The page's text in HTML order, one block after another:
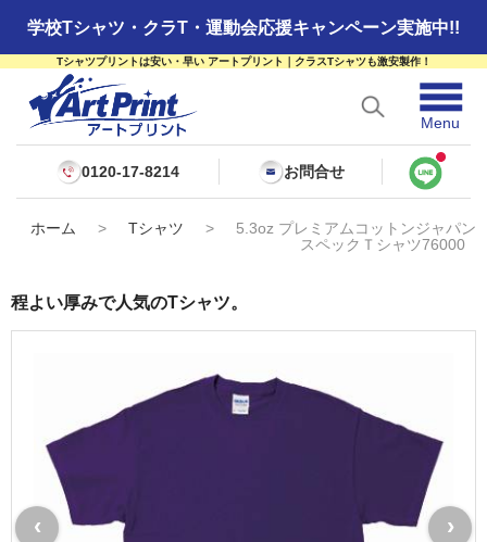
学校Tシャツ・クラT・運動会応援キャンペーン実施中!!
Tシャツプリントは安い・早い アートプリント｜クラスTシャツも激安製作！
☰
Menu
0120-17-8214 お問合せ
ホーム > Tシャツ >
5.3oz プレミアムコットンジャパン
スペックＴシャツ76000
程よい厚みで人気のTシャツ。
‹ ›